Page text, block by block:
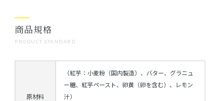
PRODUCT STANDARD
商品規格
原材料
（紅芋：小麦粉（国内製造）、バター、グラニュ
ー糖、紅芋ペースト、卵黄（卵を含む）、レモン
汁）